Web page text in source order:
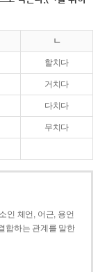
ㄴ
할치다
거치다
다치다
무치다
인 체언, 어근, 용언
합하는 관계를 말한